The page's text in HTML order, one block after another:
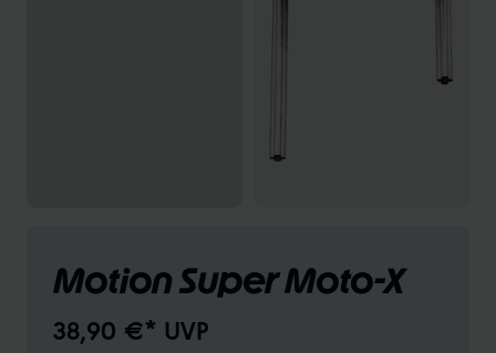
Motion Super Moto-X
38,90 €* UVP